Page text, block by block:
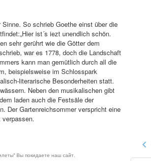
So schrieb Goethe einst über die
ist´s iezt unendlich schön.
sehr gerührt wie die Götter dem
war es 1778, doch die Landschaft
kann man gemütlich durch all die
beispielsweise im Schlosspark
literarische Besonderheiten statt.
Neben den musikalischen gibt
laden auch die Festsäle der
Der Gartenreichsommer verspricht eine
Вы покидаете наш сайт.